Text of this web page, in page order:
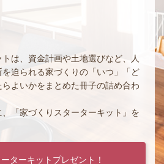
は、資金計画や土地選びなど、人
迫られる家づくりの「いつ」「ど
よいかをまとめた冊子の詰め合わ
「家づくりスターターキット」を
ターキットプレゼント！